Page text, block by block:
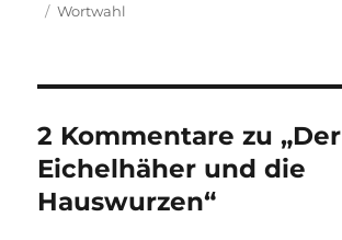
am
Schlagwörter
Wortwahl
2 Kommentare zu „Der
Eichelhäher und die
Hauswurzen“